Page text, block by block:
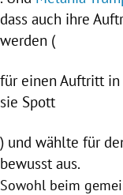
dass auch ihre
werden (
für einen Auftritt in
sie Spott
) und wählte für
bewusst aus.
Sowohl beim